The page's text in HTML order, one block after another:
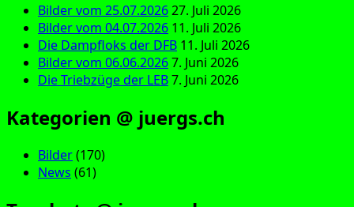
Bilder vom 25.07.202627. Juli 2026
Bilder vom 04.07.2026 11. Juli 2026
Die Dampfloks der DFB 11. Juli 2026
Bilder vom 06.06.20267. Juni 2026
Die Triebzüge der LEB7. Juni 2026
Kategorien @ juergs.ch
Bilder(170)
News (61)